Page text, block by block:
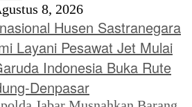
8, 2026
Husen Sastranegara
Layani Pesawat Jet Mulai
Indonesia Buka Rute
Denpasar